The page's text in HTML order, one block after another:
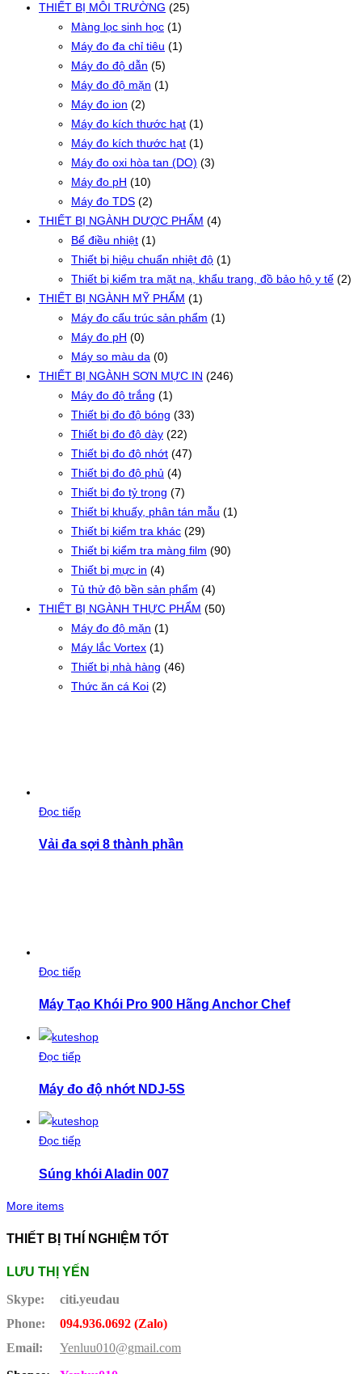
THIẾT BỊ MÔI TRƯỜNG (25)
Màng lọc sinh học (1)
Máy đo đa chỉ tiêu (1)
Máy đo độ dẫn (5)
Máy đo độ mặn (1)
Máy đo ion (2)
Máy đo kích thước hạt (1)
Máy đo kích thước hạt (1)
Máy đo oxi hòa tan (DO) (3)
Máy đo pH (10)
Máy đo TDS (2)
THIẾT BỊ NGÀNH DƯỢC PHẨM (4)
Bể điều nhiệt (1)
Thiết bị hiệu chuẩn nhiệt độ (1)
Thiết bị kiểm tra mặt nạ, khẩu trang, đồ bảo hộ y tế (2)
THIẾT BỊ NGÀNH MỸ PHẨM (1)
Máy đo cấu trúc sản phẩm (1)
Máy đo pH (0)
Máy so màu da (0)
THIẾT BỊ NGÀNH SƠN MỰC IN (246)
Máy đo độ trắng (1)
Thiết bị đo độ bóng (33)
Thiết bị đo độ dày (22)
Thiết bị đo độ nhớt (47)
Thiết bị đo độ phủ (4)
Thiết bị đo tỷ trọng (7)
Thiết bị khuấy, phân tán mẫu (1)
Thiết bị kiểm tra khác (29)
Thiết bị kiểm tra màng film (90)
Thiết bị mực in (4)
Tủ thử độ bền sản phẩm (4)
THIẾT BỊ NGÀNH THỰC PHẨM (50)
Máy đo độ mặn (1)
Máy lắc Vortex (1)
Thiết bị nhà hàng (46)
Thức ăn cá Koi (2)
Đọc tiếp
Vải đa sợi 8 thành phần
Đọc tiếp
Máy Tạo Khói Pro 900 Hãng Anchor Chef
Đọc tiếp
Máy đo độ nhớt NDJ-5S
Đọc tiếp
Súng khói Aladin 007
More items
THIẾT BỊ THÍ NGHIỆM TỐT
LƯU THỊ YẾN
Skype:
citi.yeudau
Phone:
094.936.0692 (Zalo)
Email:
Yenluu010@gmail.com